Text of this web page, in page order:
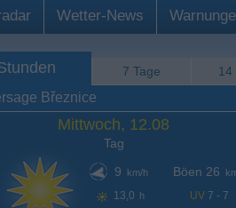
Wetter-News
7 Tage 14
Březnice
Mittwoch, 12.08
Tag
9
km/h
13,0 h
Böen 26
UV 7 - 7